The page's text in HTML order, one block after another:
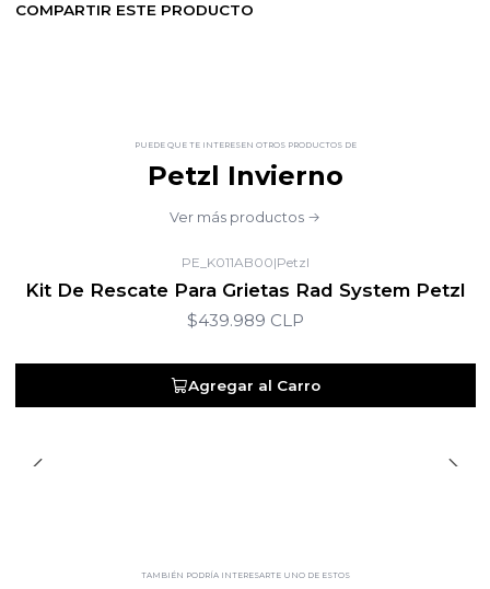
COMPARTIR ESTE PRODUCTO
PUEDE QUE TE INTERESEN OTROS PRODUCTOS DE
Petzl Invierno
Ver más productos
PE_K011AB00|Petzl
Kit De Rescate Para Grietas Rad System Petzl
$439.989 CLP
Agregar al Carro
TAMBIÉN PODRÍA INTERESARTE UNO DE ESTOS